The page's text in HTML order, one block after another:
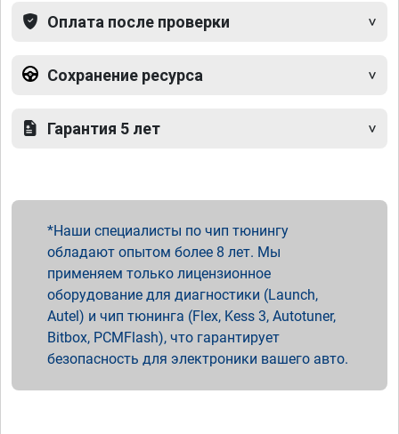
Оплата после проверки
Сохранение ресурса
Гарантия 5 лет
Наши специалисты по чип тюнингу
обладают опытом более 8 лет. Мы
применяем только лицензионное
оборудование для диагностики (Launch,
Autel) и чип тюнинга (Flex, Kess 3, Autotuner,
Bitbox, PCMFlash), что гарантирует
безопасность для электроники вашего авто.